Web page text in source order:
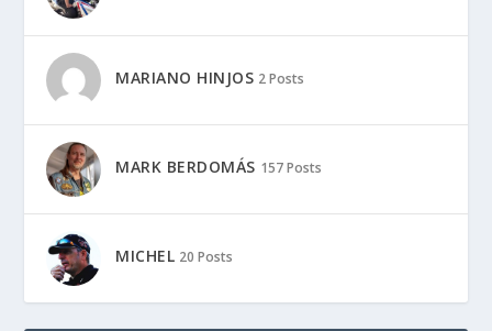
MARIANO HINJOS 2 Posts
MARK BERDOMÁS 157 Posts
MICHEL 20 Posts